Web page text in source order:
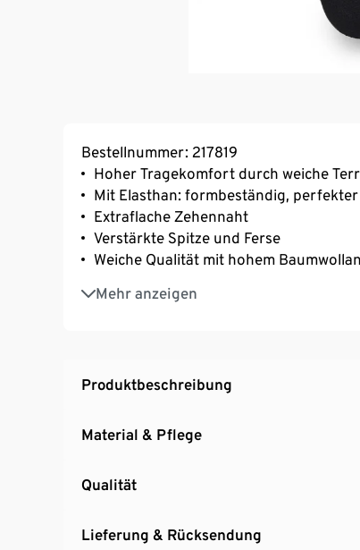
Bestellnummer: 217819
Hoher Tragekomfort durch weiche
Mit Elasthan: formbeständig,
Extraflache Zehennaht
Verstärkte Spitze und Ferse
Weiche Qualität mit hohem
Mehr anzeigen
Mit Bio-Baumwolle
Produktbeschreibung
Material & Pflege
Qualität
Lieferung & Rücksendung